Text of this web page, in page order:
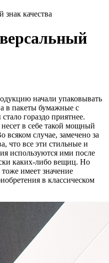
качества
начали упаковывать
в пакеты бумажные с
гораздо приятнее.
в себе такой мощный
случае, замечено за
что все эти стильные и
используются ими после
каких-либо вещиц. Но
имеет значение
в классическом